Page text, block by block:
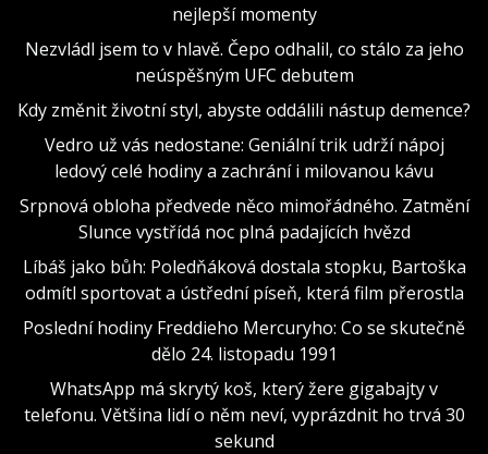
nejlepší momenty
Nezvládl jsem to v hlavě. Čepo odhalil, co stálo za jeho
neúspěšným UFC debutem
Kdy změnit životní styl, abyste oddálili nástup demence?
Vedro už vás nedostane: Geniální trik udrží nápoj
ledový celé hodiny a zachrání i milovanou kávu
Srpnová obloha předvede něco mimořádného. Zatmění
Slunce vystřídá noc plná padajících hvězd
Líbáš jako bůh: Poledňáková dostala stopku, Bartoška
odmítl sportovat a ústřední píseň, která film přerostla
Poslední hodiny Freddieho Mercuryho: Co se skutečně
dělo 24. listopadu 1991
WhatsApp má skrytý koš, který žere gigabajty v
telefonu. Většina lidí o něm neví, vyprázdnit ho trvá 30
sekund